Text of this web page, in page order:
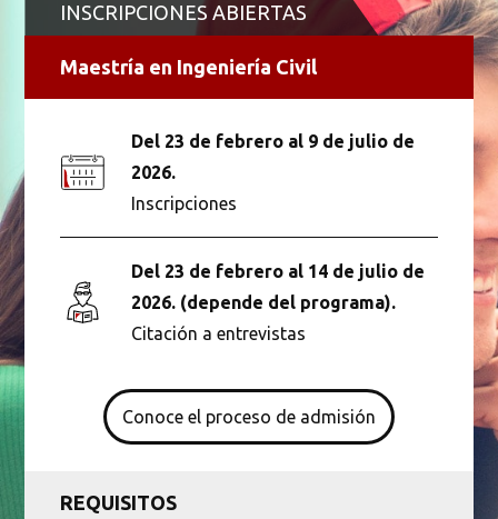
INSCRIPCIONES ABIERTAS
Maestría en Ingeniería Civil
Del 23 de febrero al 9 de julio de
2026.
Inscripciones
Del 23 de febrero al 14 de julio de
2026. (depende del programa).
Citación a entrevistas
Conoce el proceso de admisión
REQUISITOS
Busca en la escuela